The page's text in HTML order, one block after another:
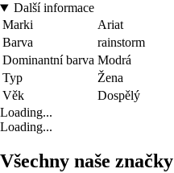
Další informace
Marki
Ariat
Barva
rainstorm
Dominantní barva Modrá
Typ
Žena
Věk
Dospělý
Loading...
Loading...
Všechny naše značky